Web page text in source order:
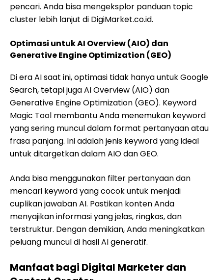
pencari. Anda bisa mengeksplor panduan topic
cluster lebih lanjut di DigiMarket.co.id.
Optimasi untuk AI Overview (AIO) dan
Generative Engine Optimization (GEO)
Di era AI saat ini, optimasi tidak hanya untuk Google
Search, tetapi juga AI Overview (AIO) dan
Generative Engine Optimization (GEO). Keyword
Magic Tool membantu Anda menemukan keyword
yang sering muncul dalam format pertanyaan atau
frasa panjang. Ini adalah jenis keyword yang ideal
untuk ditargetkan dalam AIO dan GEO.
Anda bisa menggunakan filter pertanyaan dan
mencari keyword yang cocok untuk menjadi
cuplikan jawaban AI. Pastikan konten Anda
menyajikan informasi yang jelas, ringkas, dan
terstruktur. Dengan demikian, Anda meningkatkan
peluang muncul di hasil AI generatif.
Manfaat bagi Digital Marketer dan